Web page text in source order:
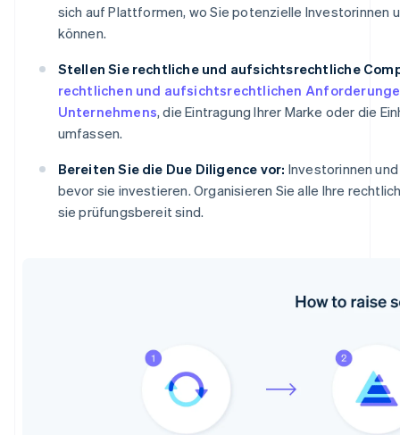
sich auf Plattformen, wo Sie potenzielle
können.
Stellen Sie rechtliche und aufsichtsrechtliche
rechtlichen und aufsichtsrechtlichen
Unternehmens, die Eintragung Ihrer Marke oder die
umfassen.
Bereiten Sie die Due Diligence vor: Investorinnen
bevor sie investieren. Organisieren Sie alle Ihre
sie prüfungsbereit sind.